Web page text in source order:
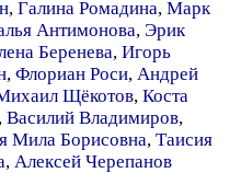
, Галина Ромадина, Марк
Антимонова, Эрик
Беренева, Игорь
, Флориан Роси, Андрей
Щёкотов, Коста
, Василий Владимиров,
Мила Борисовна, Таисия
, Алексей Черепанов